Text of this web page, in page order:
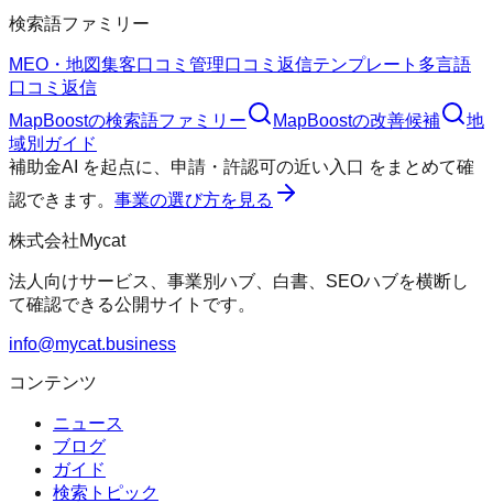
検索語ファミリー
MEO・地図集客口コミ管理口コミ返信テンプレート 多言語
口コミ返信
MapBoostの検索語ファミリー MapBoostの改善候補
地
域別ガイド
補助金AI
を起点に、 申請・許認可の近い入口 をまとめて確
認できます。 事業の選び方を見る
株式会社Mycat
法人向けサービス、事業別ハブ、白書、SEOハブを横断し
て確認できる公開サイトです。
info@mycat.business
コンテンツ
ニュース
ブログ
ガイド
検索トピック